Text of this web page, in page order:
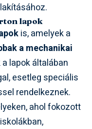
lapok
is, amelyek a
a mechanikai
a lapok általában
esetleg speciális
rendelkeznek.
ahol fokozott